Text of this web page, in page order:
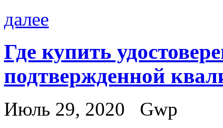
далее
Где купить
подтвержденной
Июль 29, 2020
Gwp